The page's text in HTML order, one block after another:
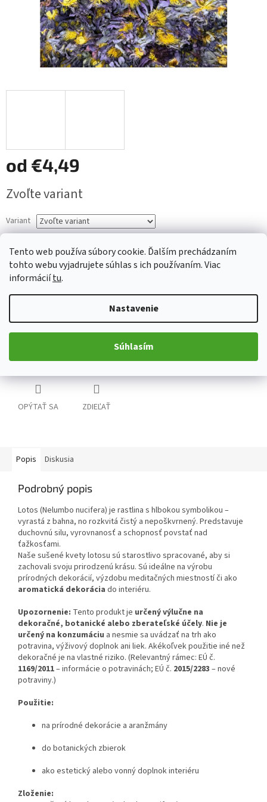
Tento web používa súbory cookie. Ďalším prechádzaním
tohto webu vyjadrujete súhlas s ich používaním. Viac
informáciítu.
Nastavenie
Súhlasím
od €4,49
cena:
Zvoľte variant
Variant
Pridať do košíka
od dávnych čias je symbolom čistoty, pokoja a znovuzrodenia. Tento
je vhodný nadekoračné účely
zmesialebo akozberateľský botanický produkt. Prinesie do vášho
domova pocit harmónie a exotickej elegancie.
OPÝTAŤ SA ZDIEĽAŤ
Popis Diskusia
Podrobný popis
Lotos (Nelumbo nucifera) je rastlina s hlbokou symbolikou –
vyrastá z bahna, no rozkvitá čistý a nepoškvrnený. Predstavuje
duchovnú silu, vyrovnanosť a schopnosť povstať nad
ťažkosťami.
Naše sušené kvety lotosu sú starostlivo spracované, aby si
zachovali svoju prirodzenú krásu. Sú ideálne na výrobu
prírodných dekorácií, výzdobu meditačných miestností či ako
aromatická dekorácia do interiéru.
Upozornenie: Tento produkt je určený výlučne na
dekoračné, botanické alebo zberateľské účely. Nie je
určený na konzumáciu a nesmie sa uvádzať na trh ako
potravina, výživový doplnok ani liek. Akékoľvek použitie iné než
dekoračné je na vlastné riziko. (Relevantný rámec: EÚ č.
1169/2011– informácie o potravinách; EÚ č. 2015/2283 – nové
potraviny.)
Použitie:
na prírodné dekorácie a aranžmány
do botanických zbierok
ako estetický alebo vonný doplnok interiéru
Zloženie: